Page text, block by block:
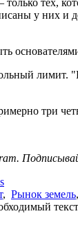
у них и
лимит.
три
, Рынок земель,